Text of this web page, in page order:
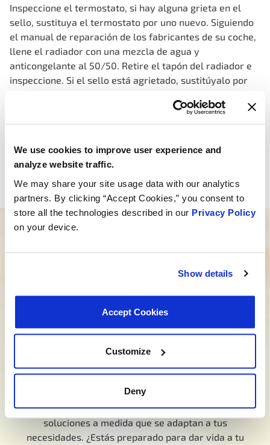
We use cookies to improve user experience and
analyze website traffic.
We may share your site usage data with our analytics
partners. By clicking “Accept Cookies,” you consent to
store all the technologies described in our Privacy Policy
on your device.
Show details
Accept Cookies
Customize
Deny
Inspeccione el termostato, si hay alguna grieta en el
sello, sustituya el termostato por uno nuevo. Siguiendo
el manual de reparación de los fabricantes de su coche,
llene el radiador con una mezcla de agua y
anticongelante al 50/50. Retire el tapón del radiador e
inspeccione. Si el sello está agrietado, sustitúyalo por
el motor en marcha durante aproximadamente 10
colocar el tapón del radiador. Lleve los líquidos usados a
su profesional local de cuidado del automóvil para su
eliminación segura.
Nuestro equipo especializado está aquí para
orientarte en la dirección correcta. Haz clic a
continuación y dinos cómo podemos ayudarte a
viaje para experimentar MEJOR empieza aquí.
Habla con un especialista de MotoRad
No nos limitamos a los productos, sino que creamos
soluciones a medida que se adaptan a tus
necesidades. ¿Estás preparado para dar vida a tu